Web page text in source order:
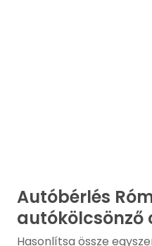
Autóbérlés
autókölcsönző
Hasonlítsa össze